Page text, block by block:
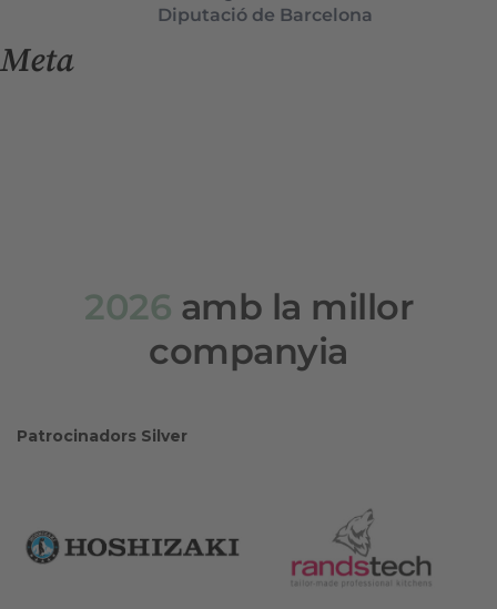
Diputació de Barcelona
Meta
2026 amb la millor
companyia
Patrocinadors Silver